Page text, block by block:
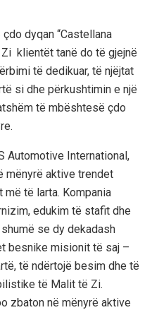
dyqan “Castellana
klientët tanë do të gjejnë
të dedikuar, të njëjtat
si dhe përkushtimin e një
të mbështesë çdo
Automotive International,
mënyrë aktive trendet
më të larta. Kompania
edukim të stafit dhe
se dy dekadash
besnike misionit të saj –
të ndërtojë besim dhe të
të Malit të Zi.
zbaton në mënyrë aktive